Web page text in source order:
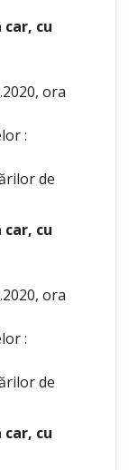
cu
ora
:
de
cu
ora
:
de
cu